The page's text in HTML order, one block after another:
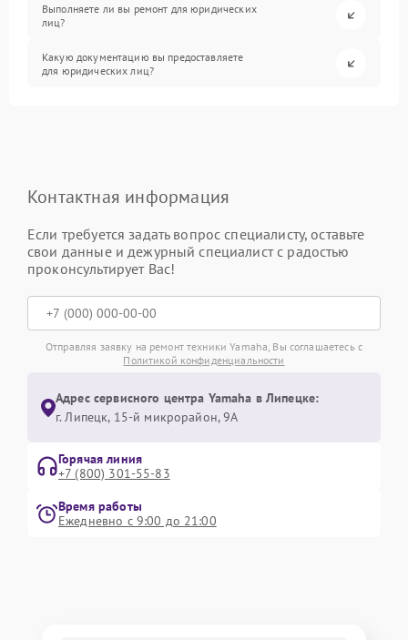
Выполняете ли вы ремонт для юридических
лиц?
Какую документацию вы предоставляете
для юридических лиц?
Контактная информация
Если требуется задать вопрос специалисту, оставьте
свои данные и дежурный специалист с радостью
проконсультирует Вас!
Отправляя заявку на ремонт техники Yamaha, Вы соглашаетесь с
Политикой конфиденциальности
Адрес сервисного центра Yamaha в Липецке:
г. Липецк, 15-й микрорайон, 9А
Горячая линия
+7 (800) 301-55-83
Время работы
Ежедневно с 9:00 до 21:00